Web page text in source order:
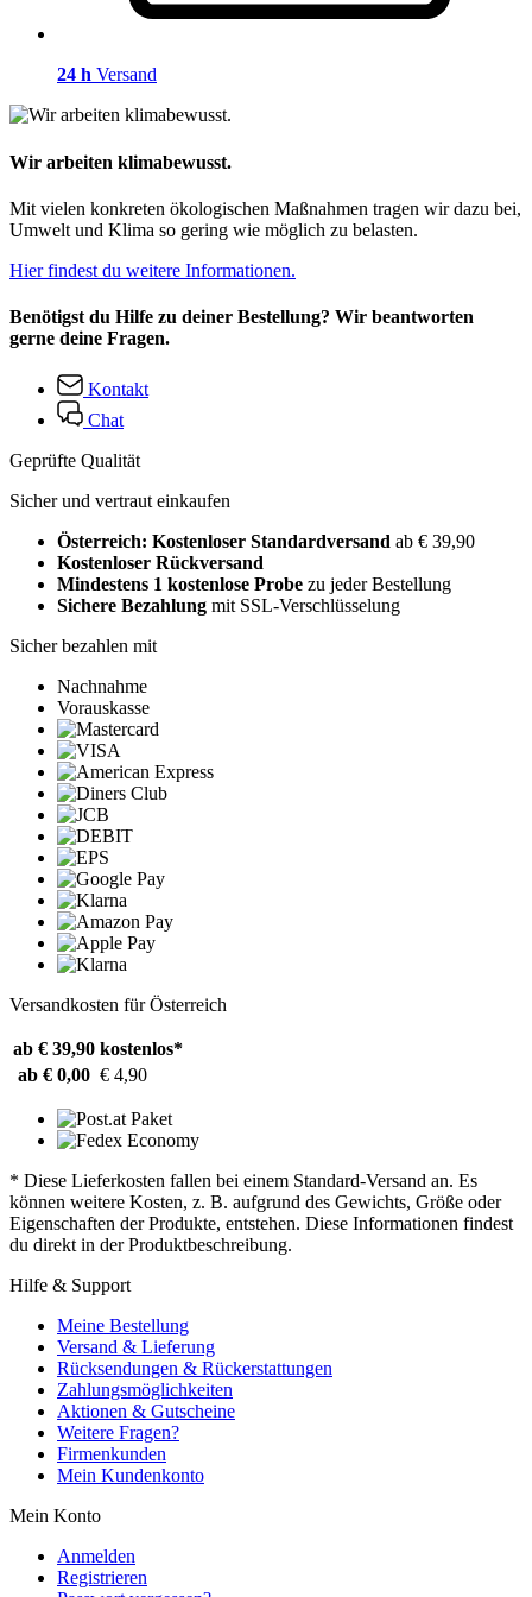
24 h Versand
Wir arbeiten klimabewusst.
Mit vielen konkreten ökologischen Maßnahmen tragen wir dazu bei,
Umwelt und Klima so gering wie möglich zu belasten.
Hier findest du weitere Informationen.
Benötigst du Hilfe zu deiner Bestellung? Wir beantworten
gerne deine Fragen.
Kontakt
Chat
Geprüfte Qualität
Sicher und vertraut einkaufen
Österreich: Kostenloser Standardversand ab € 39,90
Kostenloser Rückversand
Mindestens 1 kostenlose Probe zu jeder Bestellung
Sichere Bezahlung mit SSL-Verschlüsselung
Sicher bezahlen mit
Nachnahme
Vorauskasse
Versandkosten für Österreich
ab € 39,90 kostenlos*
ab € 0,00 € 4,90
* Diese Lieferkosten fallen bei einem Standard-Versand an. Es
können weitere Kosten, z. B. aufgrund des Gewichts, Größe oder
Eigenschaften der Produkte, entstehen. Diese Informationen findest
du direkt in der Produktbeschreibung.
Hilfe & Support
Meine Bestellung
Versand & Lieferung
Rücksendungen & Rückerstattungen
Zahlungsmöglichkeiten
Aktionen & Gutscheine
Weitere Fragen?
Firmenkunden
Mein Kundenkonto
Mein Konto
Anmelden
Registrieren